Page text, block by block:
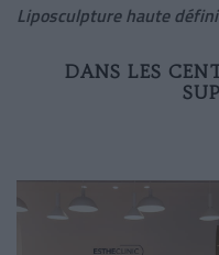
Liposculpture haute
DANS LES